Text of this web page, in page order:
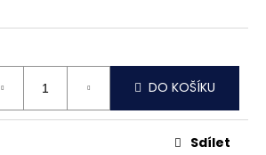
DO KOŠÍKU
Sdílet